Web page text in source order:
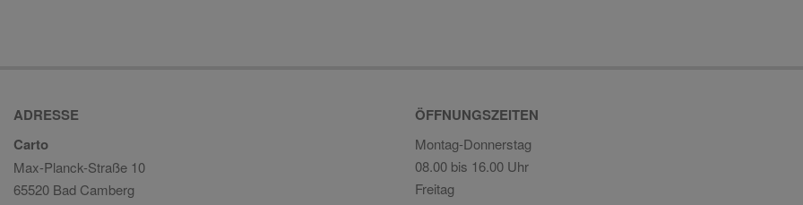
ADRESSE
Carto
Max-Planck-Straße 10
65520 Bad Camberg
ÖFFNUNGSZEITEN
Montag-Donnerstag
08.00 bis 16.00 Uhr
Freitag